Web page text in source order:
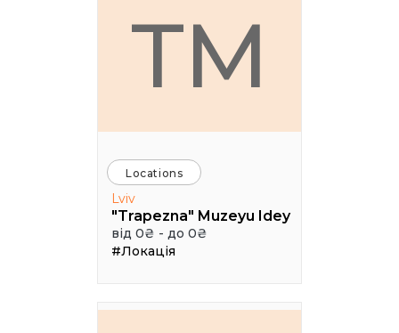
TM
Locations
Lviv
"Trapezna" Muzeyu Idey
від 0₴ - до 0₴
#Локація